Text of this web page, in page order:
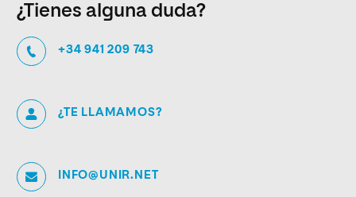
¿Tienes alguna duda?
+34 941 209 743
¿TE LLAMAMOS?
INFO@UNIR.NET